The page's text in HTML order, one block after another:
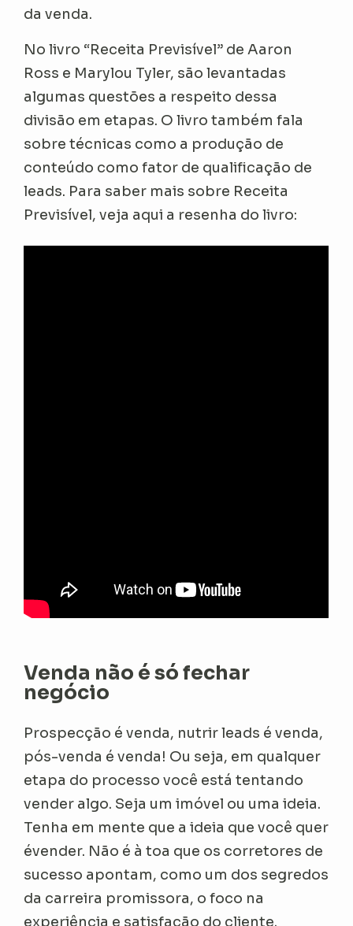
da venda.
No livro “Receita Previsível” de Aaron
Ross e Marylou Tyler, são levantadas
algumas questões a respeito dessa
divisão em etapas. O livro também fala
sobre técnicas como a produção de
conteúdo como fator de qualificação de
leads. Para saber mais sobre Receita
Previsível, veja aqui a resenha do livro:
Venda não é só fechar
negócio
Prospecção é venda, nutrir leads é venda,
pós-venda é venda! Ou seja, em qualquer
etapa do processo você está tentando
vender algo. Seja um imóvel ou uma ideia.
Tenha em mente que a ideia que você quer
évender. Não é à toa que os corretores de
sucesso apontam, como um dos segredos
da carreira promissora, o foco na
experiência e satisfação do cliente.